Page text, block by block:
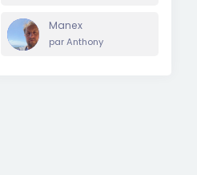
Manex
par Anthony